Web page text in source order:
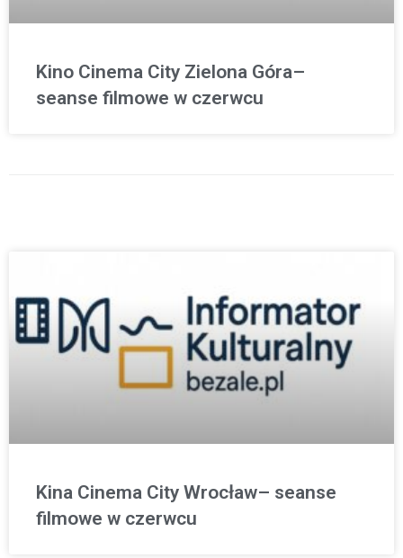
Kino Cinema City Zielona Góra–
seanse filmowe w czerwcu
Kina Cinema City Wrocław– seanse
filmowe w czerwcu